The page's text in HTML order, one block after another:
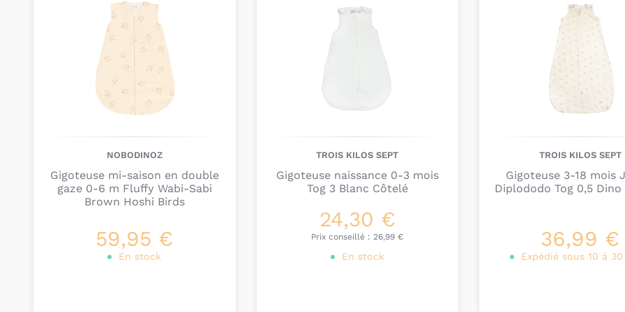
information sur le
chaud ou trop froid
Chez Bambinou,
turbulettesselon les
TOG 1 ; pour
TOG 1,5 ; pour
TOG 3,5 ; pour
d'utiliser
NOBODINOZ
Gigoteuse mi-saison en double
gaze 0-6 m Fluffy Wabi-Sabi
Brown Hoshi Birds
59,95 €
En stock
TROIS KILOS SEPT
Gigoteuse naissance 0-3 mois
Tog 3 Blanc Côtelé
24,30 €
Prix conseillé : 26,99 €
En stock
TROIS KILOS SEPT
Gigoteuse 3-18 mois
Diplododo Tog 0,5 Dino
36,99 €
Expédié sous 10 à